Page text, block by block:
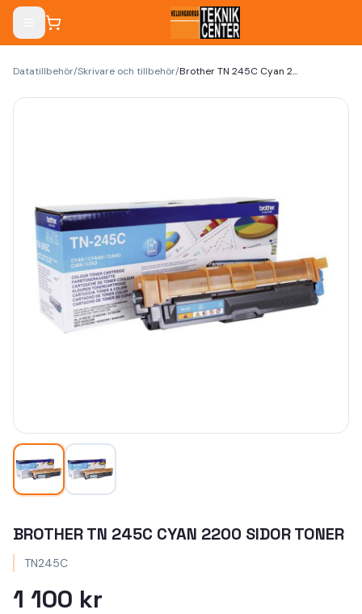
Datatillbehör/Skrivare och tillbehör/ Brother TN 245C Cyan 2200 sidor Toner
BROTHER TN 245C CYAN 2200 SIDOR TONER
TN245C
1 100 kr